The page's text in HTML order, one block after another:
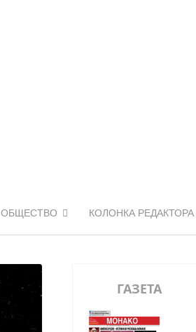
ОБЩЕСТВО КОЛОНКА РЕДАКТОРА
ГАЗЕТА